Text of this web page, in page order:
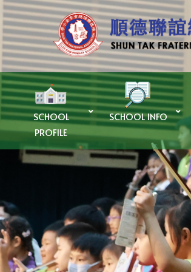
SCHOOL
PROFILE
SCHOOL INFO